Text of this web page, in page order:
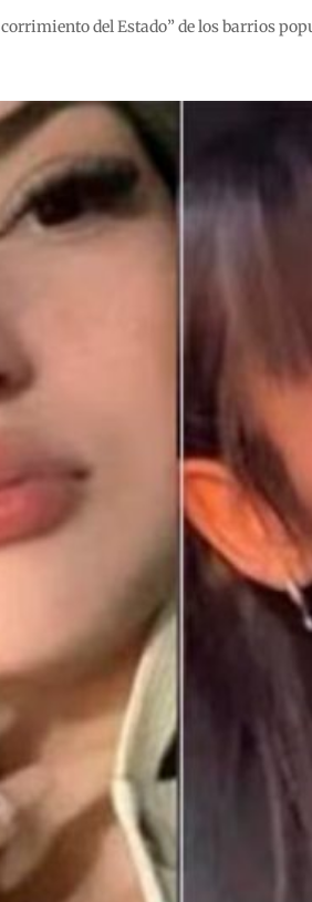
del Estado” de los barrios